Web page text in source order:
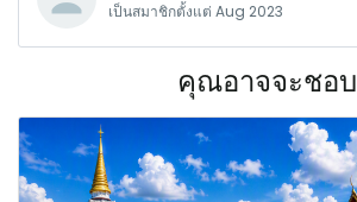
เป็นสมาชิกตั้งแต่ Aug 2023
คุณอาจจะชอบ